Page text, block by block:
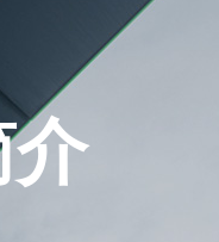
介